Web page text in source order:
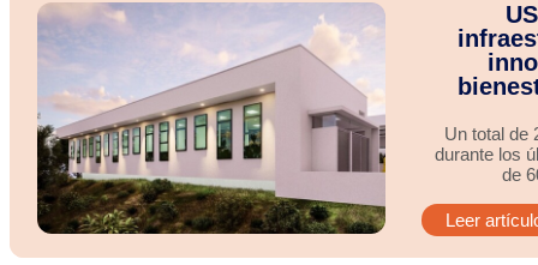
Un total de
durante los
de
Leer